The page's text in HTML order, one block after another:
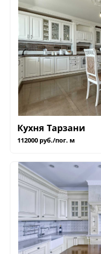
Кухня Тарзани
112000 руб./пог. м